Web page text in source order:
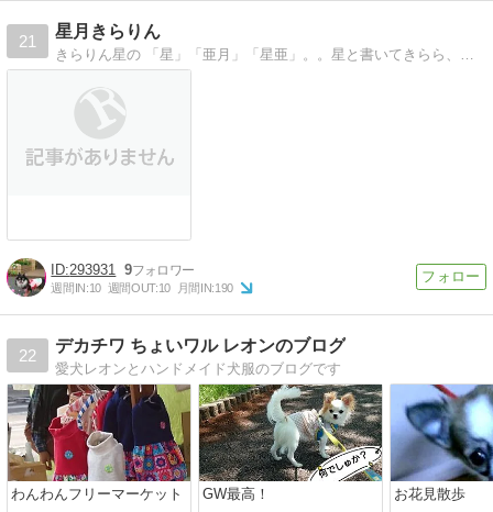
21
星月きらりん
293931 9
週間IN:10 週間OUT:10 月間IN:190
22
デカチワ ちょいワル レオンのブログ
愛犬レオンとハンドメイド犬服のブログです
わんわんフリーマーケット GW最高！ お花見散歩